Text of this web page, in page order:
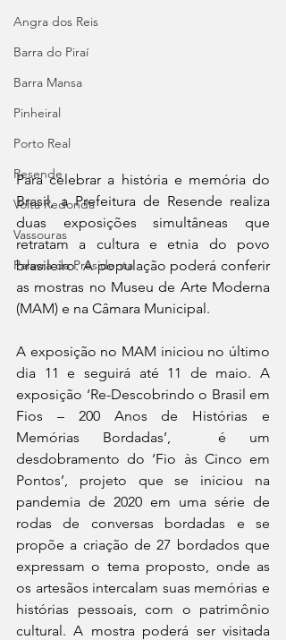
Angra dos Reis
Barra do Piraí
Barra Mansa
Pinheiral
Porto Real
Resende
Volta Redonda
Vassouras
Palavra da Presidenta
Para celebrar a história e memória do
Brasil, a Prefeitura de Resende realiza
duas exposições simultâneas que
retratam a cultura e etnia do povo
brasileiro. A população poderá conferir
as mostras no Museu de Arte Moderna
(MAM) e na Câmara Municipal.
A exposição no MAM iniciou no último
dia 11 e seguirá até 11 de maio. A
exposição ‘Re-Descobrindo o Brasil em
Fios – 200 Anos de Histórias e
Memórias Bordadas’,  é um
desdobramento do ‘Fio às Cinco em
Pontos’, projeto que se iniciou na
pandemia de 2020 em uma série de
rodas de conversas bordadas e se
propõe a criação de 27 bordados que
expressam o tema proposto, onde as
os artesãos intercalam suas memórias e
histórias pessoais, com o patrimônio
cultural. A mostra poderá ser visitada